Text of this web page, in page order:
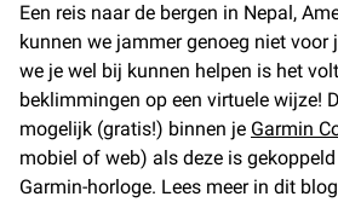
Een reis naar de bergen in Nepal,
kunnen we jammer genoeg niet voor
we je wel bij kunnen helpen is het
beklimmingen op een virtuele wijze!
mogelijk (gratis!) binnen je Garmin
mobiel of web) als deze is
Garmin-horloge. Lees meer in dit